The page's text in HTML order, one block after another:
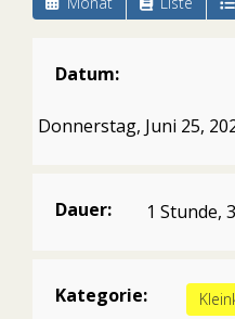
Datum:
Donnerstag, Juni 25,
Dauer: 1 Stunde,
Kategorie: